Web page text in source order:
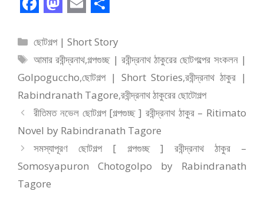
a
c
e
b
o
o
k
a
s
t
o
d
o
n
m
a
i
l
h
a
r
e
বিভাগ
সমূহ
ছোটগল্প | Short Story
ট্যাগ
সমূহ
আমার রবীন্দ্রনাথ,গল্পগুচ্ছ | রবীন্দ্রনাথ ঠাকুরের ছোটগল্পের সংকলন |
Golpoguccho,ছোটগল্প | Short Stories,রবীন্দ্রনাথ ঠাকুর |
Rabindranath Tagore,রবীন্দ্রনাথ ঠাকুরের ছোটোগল্প
রীতিমত নভেল ছোটগল্প [গল্পগুচ্ছ ] রবীন্দ্রনাথ ঠাকুর – Ritimato
Novel by Rabindranath Tagore
সমস্যাপূরণ ছোটগল্প [ গল্পগুচ্ছ ] রবীন্দ্রনাথ ঠাকুর –
Somosyapuron Chotogolpo by Rabindranath
Tagore